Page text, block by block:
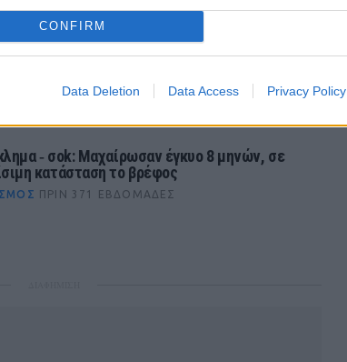
CONFIRM
Data Deletion Data Access Privacy Policy
‑ σok: Μαχαίρωσαν έγκυο 8 μηνών, σε
κατάσταση το βρέφος
ΠΡΙΝ 371 ΕΒΔΟΜΆΔΕΣ